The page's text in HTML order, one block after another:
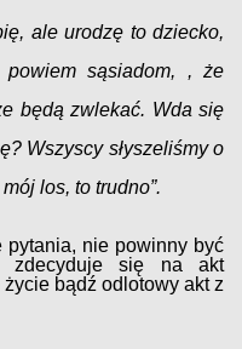
ale urodzę to dziecko,
sąsiadom, , że
będą zwlekać. Wda się
Wszyscy słyszeliśmy o
los, to trudno”.
pytania, nie powinny być
zdecyduje się na akt
bądź odlotowy akt z